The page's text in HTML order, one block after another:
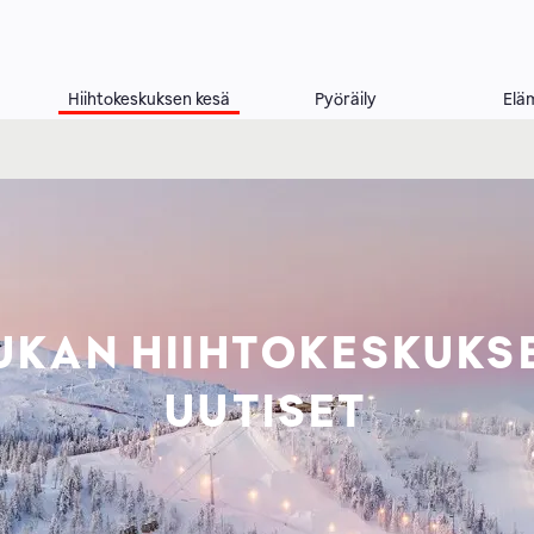
Hiihtokeskuksen kesä Pyöräily
UUTISET